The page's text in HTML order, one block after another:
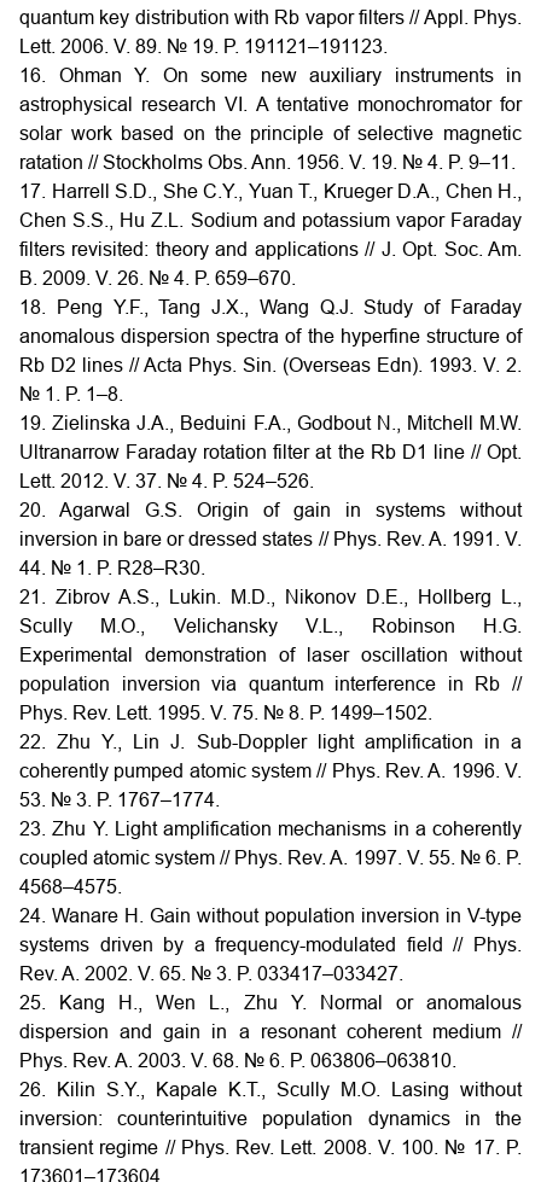
quantum key distribution with Rb vapor filters // Appl. Phys.
Lett. 2006. V. 89. № 19. P. 191121–191123.
16. Ohman Y. On some new auxiliary instruments in
astrophysical research VI. A tentative monochromator for
solar work based on the principle of selective magnetic
ratation // Stockholms Obs. Ann. 1956. V. 19. № 4. P. 9–11.
17. Harrell S.D., She C.Y., Yuan T., Krueger D.A., Chen H.,
Chen S.S., Hu Z.L. Sodium and potassium vapor Faraday
filters revisited: theory and applications // J. Opt. Soc. Am.
B. 2009. V. 26. № 4. P. 659–670.
18. Peng Y.F., Tang J.X., Wang Q.J. Study of Faraday
anomalous dispersion spectra of the hyperfine structure of
Rb D2 lines // Acta Phys. Sin. (Overseas Edn). 1993. V. 2.
№ 1. P. 1–8.
19. Zielinska J.A., Beduini F.A., Godbout N., Mitchell M.W.
Ultranarrow Faraday rotation filter at the Rb D1 line // Opt.
Lett. 2012. V. 37. № 4. P. 524–526.
20. Agarwal G.S. Origin of gain in systems without
inversion in bare or dressed states // Phys. Rev. A. 1991. V.
44. № 1. P. R28–R30.
21. Zibrov A.S., Lukin. M.D., Nikonov D.E., Hollberg L.,
Scully M.O., Velichansky V.L., Robinson H.G.
Experimental demonstration of laser oscillation without
population inversion via quantum interference in Rb //
Phys. Rev. Lett. 1995. V. 75. № 8. P. 1499–1502.
22. Zhu Y., Lin J. Sub-Doppler light amplification in a
coherently pumped atomic system // Phys. Rev. A. 1996. V.
53. № 3. P. 1767–1774.
23. Zhu Y. Light amplification mechanisms in a coherently
coupled atomic system // Phys. Rev. A. 1997. V. 55. № 6. P.
4568–4575.
24. Wanare H. Gain without population inversion in V-type
systems driven by a frequency-modulated field // Phys.
Rev. A. 2002. V. 65. № 3. P. 033417–033427.
25. Kang H., Wen L., Zhu Y. Normal or anomalous
dispersion and gain in a resonant coherent medium //
Phys. Rev. A. 2003. V. 68. № 6. P. 063806–063810.
26. Kilin S.Y., Kapale K.T., Scully M.O. Lasing without
inversion: counterintuitive population dynamics in the
transient regime // Phys. Rev. Lett. 2008. V. 100. № 17. P.
173601–173604.